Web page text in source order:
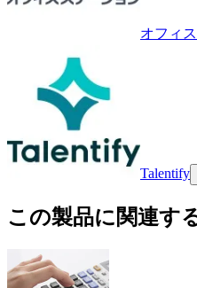
オフィ
Talentify
この製品に関連す